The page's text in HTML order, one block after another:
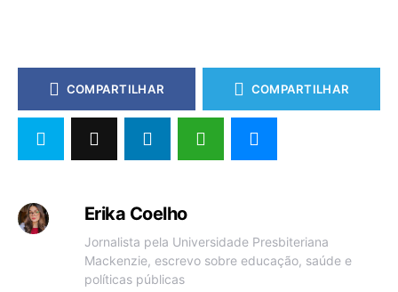
COMPARTILHAR COMPARTILHAR
Erika Coelho
Jornalista pela Universidade Presbiteriana
Mackenzie, escrevo sobre educação, saúde e
políticas públicas